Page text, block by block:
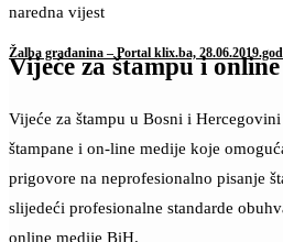
naredna vijest
Žalba građanina – Portal klix.ba,
Vijeće za štampu i
Vijeće za štampu u Bosni i
štampane i on-line medije koje
prigovore na neprofesionalno pisanje
slijedeći profesionalne standarde
online medije BiH.